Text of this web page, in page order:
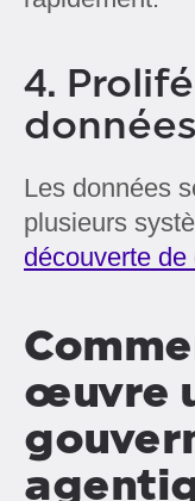
4.
données
Les données
plusieurs
découverte de
œuvre